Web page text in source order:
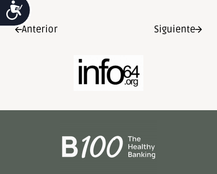
Accesibilidad
Anterior Siguiente